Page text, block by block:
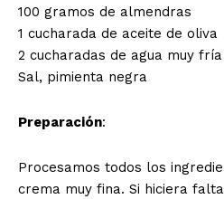
100 gramos de almendras
1 cucharada de aceite de oliva
2 cucharadas de agua muy fría
Sal, pimienta negra
Preparación:
Procesamos todos los
crema muy fina. Si hiciera